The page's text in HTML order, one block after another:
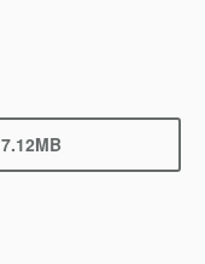
7.12MB